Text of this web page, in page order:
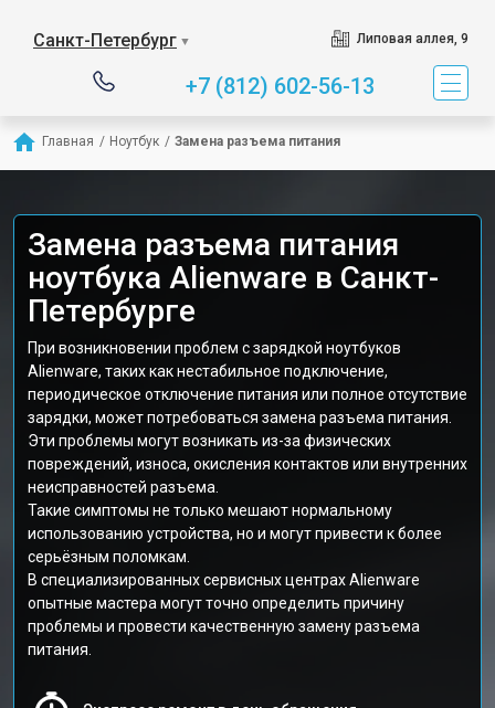
Санкт-Петербург ▼ Липовая аллея, 9
+7 (812) 602-56-13
Главная / Ноутбук / Замена разъема питания
Замена разъема питания
ноутбука Alienware в Санкт-
Петербурге
При возникновении проблем с зарядкой ноутбуков
Alienware, таких как нестабильное подключение,
периодическое отключение питания или полное отсутствие
зарядки, может потребоваться замена разъема питания.
Эти проблемы могут возникать из-за физических
повреждений, износа, окисления контактов или внутренних
неисправностей разъема.
Такие симптомы не только мешают нормальному
использованию устройства, но и могут привести к более
серьёзным поломкам.
В специализированных сервисных центрах Alienware
опытные мастера могут точно определить причину
проблемы и провести качественную замену разъема
питания.